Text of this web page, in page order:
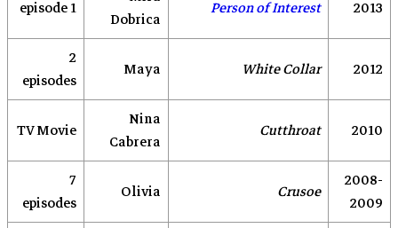
2013
Person of Interest
Dobrica
1 episode
2012
White Collar
Maya
2
episodes
2010
Cutthroat
Nina
Cabrera
TV Movie
2008-
2009
Crusoe
Olivia
7
episodes